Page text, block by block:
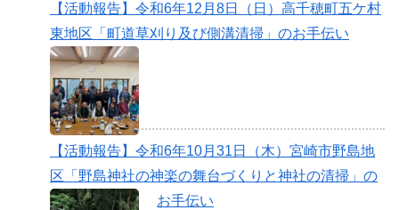
【活動報告】令和6年12月8日（日）高千穂町五ケ村
東地区「町道草刈り及び側溝清掃」のお手伝い
【活動報告】令和6年10月31日（木）宮崎市野島地
区「野島神社の神楽の舞台づくりと神社の清掃」の
お手伝い